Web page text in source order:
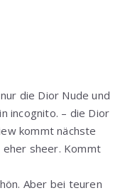
die Dior Nude und
incognito. – die Dior
kommt nächste
eher sheer. Kommt
Aber bei teuren